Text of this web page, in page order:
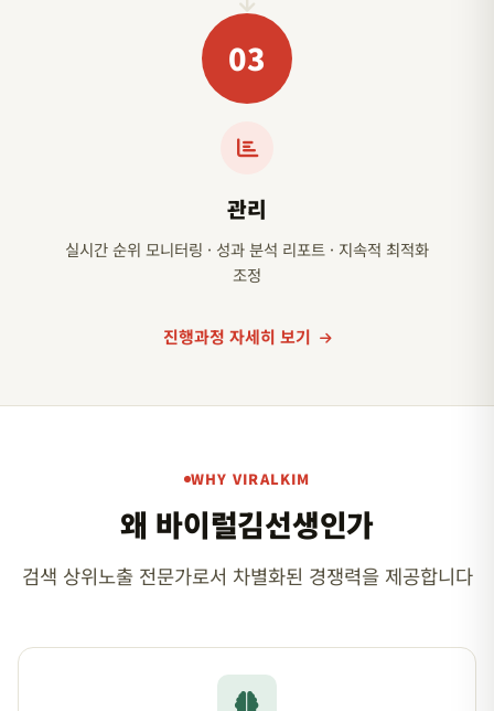
03
관리
실시간 순위 모니터링 · 성과 분석 리포트 · 지속적 최적화
조정
진행과정 자세히 보기
WHY VIRALKIM
왜 바이럴김선생인가
검색 상위노출 전문가로서 차별화된 경쟁력을 제공합니다